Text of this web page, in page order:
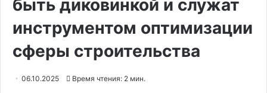
быть диковинкой и служат
инструментом оптимизации
сферы строительства
06.10.2025 Время чтения: 2 мин.